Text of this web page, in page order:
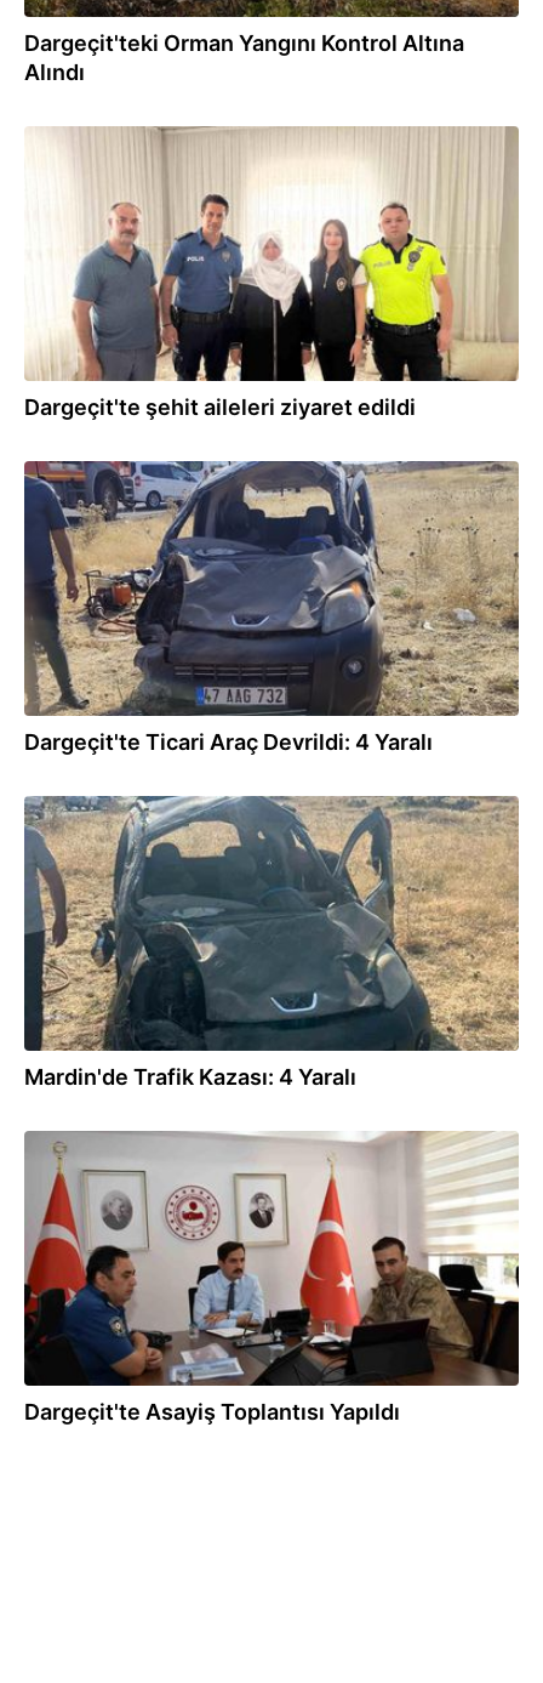
Dargeçit'teki Orman Yangını Kontrol Altına
Alındı
Dargeçit'te şehit aileleri ziyaret edildi
13.07.2025
Dargeçit'te Ticari Araç Devrildi: 4 Yaralı
13.07.2025
Mardin'de Trafik Kazası: 4 Yaralı
03.07.2025
Dargeçit'te Asayiş Toplantısı Yapıldı